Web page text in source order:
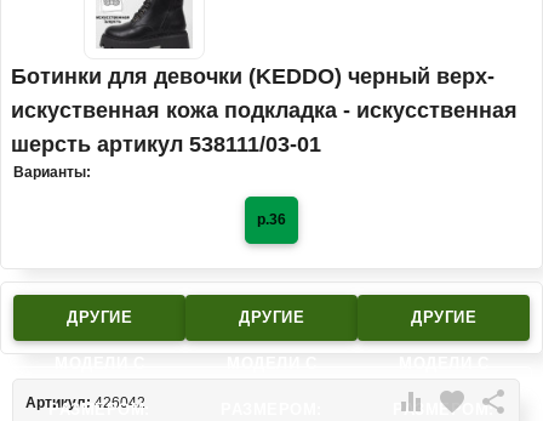
Ботинки для девочки (KEDDO) черный верх-
искуственная кожа подкладка - искусственная
шерсть артикул 538111/03-01
Варианты:
р.36
ДРУГИЕ
РАЗМЕРОМ:
ДРУГИЕ ДРУГИЕ
РАЗМЕРОМ:
 favorite 
Артикул: 426042